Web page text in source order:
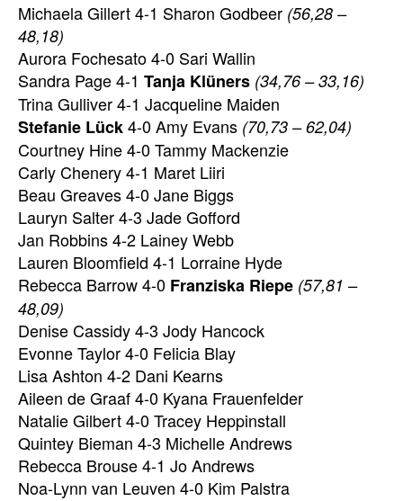
Michaela Gillert 4-1 Sharon Godbeer (56,28 –
48,18)
Aurora Fochesato 4-0 Sari Wallin
Sandra Page 4-1 Tanja Klüners (34,76 – 33,16)
Trina Gulliver 4-1 Jacqueline Maiden
Stefanie Lück4-0 Amy Evans (70,73 – 62,04)
Courtney Hine 4-0 Tammy Mackenzie
Carly Chenery 4-1 Maret Liiri
Beau Greaves 4-0 Jane Biggs
Lauryn Salter 4-3 Jade Gofford
Jan Robbins 4-2 Lainey Webb
Lauren Bloomfield 4-1 Lorraine Hyde
Rebecca Barrow 4-0 Franziska Riepe (57,81 –
48,09)
Denise Cassidy 4-3 Jody Hancock
Evonne Taylor 4-0 Felicia Blay
Lisa Ashton 4-2 Dani Kearns
Aileen de Graaf 4-0 Kyana Frauenfelder
Natalie Gilbert 4-0 Tracey Heppinstall
Quintey Bieman 4-3 Michelle Andrews
Rebecca Brouse 4-1 Jo Andrews
Noa-Lynn van Leuven 4-0 Kim Palstra